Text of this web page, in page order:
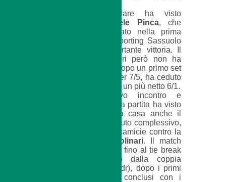
Il secondo singolare ha visto
Samuele Pinca, che
aveva ben performato nella prima
giornata contro lo Sporting Sassuolo
ottenendo una importante vittoria. Il
risultato finale di ieri però non ha
sorriso a Samu che dopo un primo set
perso al foto-finish per 7/5, ha ceduto
anche il secondo con un più netto 6/1.
Terzo e conclusivo incontro e
medesimo copione, la partita ha visto
i vignolesi portare a casa anche il
terzo punto del computo complessivo,
sudando però sette camicie contro la
Zaccarelli/Molinari. Il match
infatti si è prolungato fino al tie break
decisivo (poi vinto dalla coppia
vignolese per 10/7,ndr), dopo i primi
due set “infiniti” e conclusi con i